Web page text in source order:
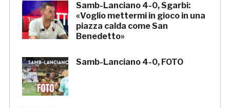
Samb-Lanciano 4-0, Sgarbi:
«Voglio mettermi in gioco in una
piazza calda come San
Benedetto»
Samb-Lanciano 4-0, FOTO